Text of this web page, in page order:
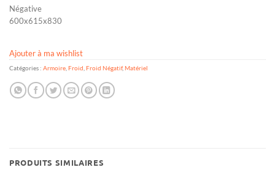
Négative
600x615x830
Ajouter à ma wishlist
Catégories : Armoire Froid Froid Négatif,Matériel
PRODUITS SIMILAIRES